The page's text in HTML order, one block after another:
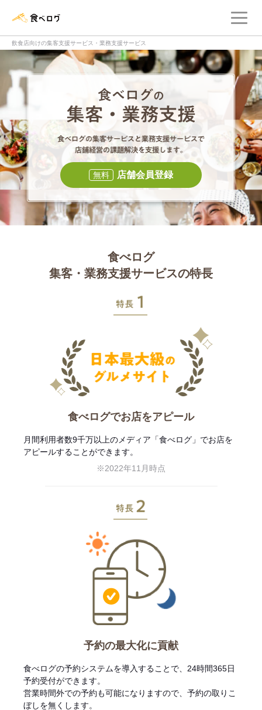
飲食店向けの集客支援サービス・業務支援サービス
食べログの集客
食べログの集
無料 店舗会員登録
食べログ
集客・業務支援サービスの特長
食べログでお店をアピール
月間利用者数9千万以上のメディア「食べログ」でお店を
アピールすることができます。
※2022年11月時点
予約の最大化に貢献
食べログの予約システムを導入することで、24時間365日
予約受付ができます。
営業時間外での予約も可能になりますので、予約の取りこ
ぼしを無くします。